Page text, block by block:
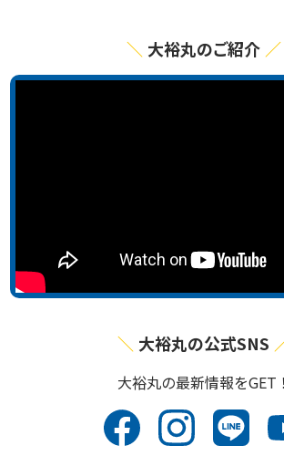
大裕丸のご紹介
大裕丸の公式SNS
⼤裕丸の最新情報をGET！